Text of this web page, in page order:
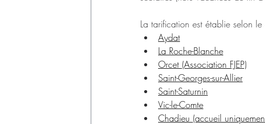
La tarification est établie selon
Aydat
La Roche-Blanche
Orcet (Association FJEP)
Saint-Georges-sur-Allier
Saint-Saturnin
Vic-le-Comte
Chadieu (accueil